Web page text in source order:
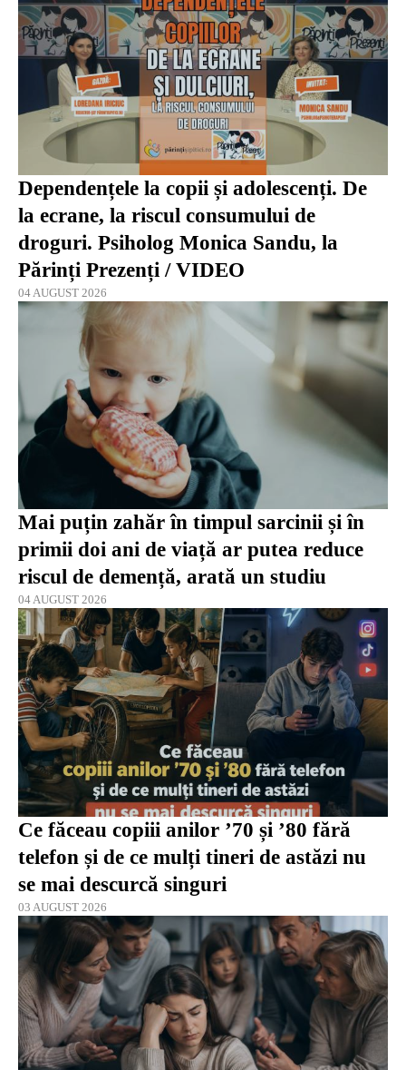
Dependențele la copii și adolescenți. De
la ecrane, la riscul consumului de
droguri. Psiholog Monica Sandu, la
Părinți Prezenți / VIDEO
04 AUGUST 2026
Mai puțin zahăr în timpul sarcinii și în
primii doi ani de viață ar putea reduce
riscul de demență, arată un studiu
04 AUGUST 2026
Ce făceau copiii anilor ’70 și ’80 fără
telefon și de ce mulți tineri de astăzi nu
se mai descurcă singuri
03 AUGUST 2026